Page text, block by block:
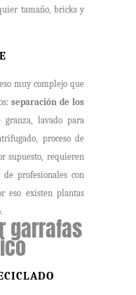
tamaño, bricks y
muy complejo que
separación de los
lavado para
proceso de
supuesto, requieren
profesionales con
eso existen plantas